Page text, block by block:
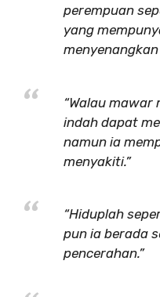
perempuan
yang
menyenangkan
“Walau mawar
indah dapat
namun ia
menyakiti.”
“Hiduplah
pun ia berada
pencerahan.”